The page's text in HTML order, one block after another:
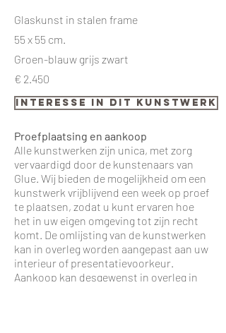
Glaskunst in stalen frame
55 x 55 cm.
Groen-blauw grijs zwart
€ 2.450
interesse in dit kunstwerk
Proefplaatsing en aankoop
Alle kunstwerken zijn unica, met zorg
vervaardigd door de kunstenaars van
Glue. Wij bieden de mogelijkheid om een
kunstwerk vrijblijvend een week op proef
te plaatsen, zodat u kunt ervaren hoe
het in uw eigen omgeving tot zijn recht
komt. De omlijsting van de kunstwerken
kan in overleg worden aangepast aan uw
interieur of presentatievoorkeur.
Aankoop kan desgewenst in overleg in